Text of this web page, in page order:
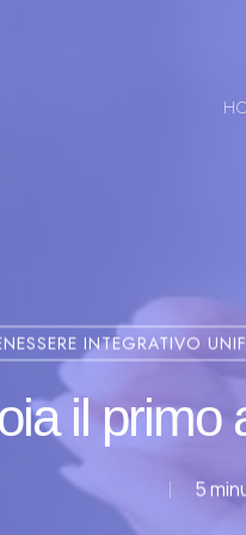
INTEGRATIVO
il primo
5